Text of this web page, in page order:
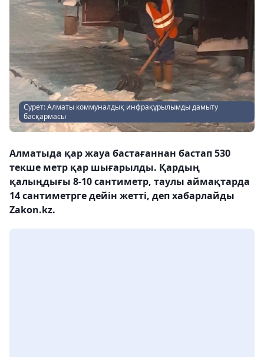
Сурет: Алматы коммуналдық инфрақұрылымды дамыту
басқармасы
Алматыда қар жауа бастағаннан бастап 530
текше метр қар шығарылды. Қардың
қалыңдығы 8-10 сантиметр, таулы аймақтарда
14 сантиметрге дейін жетті, деп хабарлайды
Zakon.kz.